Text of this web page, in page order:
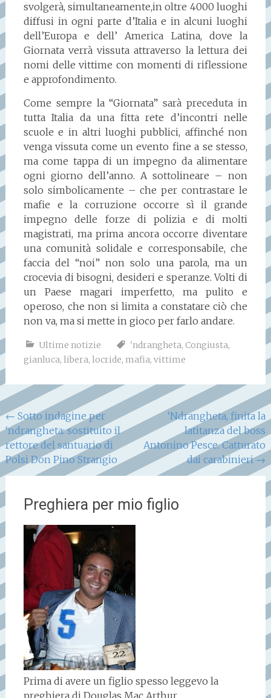
svolgerà, simultaneamente,in oltre 4000 luoghi
diffusi in ogni parte d’Italia e in alcuni luoghi
dell’Europa e dell’ America Latina, dove la
Giornata verrà vissuta attraverso la lettura dei
nomi delle vittime con momenti di riflessione
e approfondimento.
Come sempre la “Giornata” sarà preceduta in
tutta Italia da una fitta rete d’incontri nelle
scuole e in altri luoghi pubblici, affinché non
venga vissuta come un evento fine a se stesso,
ma come tappa di un impegno da alimentare
ogni giorno dell’anno. A sottolineare – non
solo simbolicamente – che per contrastare le
mafie e la corruzione occorre sì il grande
impegno delle forze di polizia e di molti
magistrati, ma prima ancora occorre diventare
una comunità solidale e corresponsabile, che
faccia del “noi” non solo una parola, ma un
crocevia di bisogni, desideri e speranze. Volti di
un Paese magari imperfetto, ma pulito e
operoso, che non si limita a constatare ciò che
non va, ma si mette in gioco per farlo andare.
Ultime notizie 'ndrangheta, Congiusta,
gianluca, libera, locride, mafia, vittime
Navigazione
articoli
← Sotto indagine per
‘ndrangheta: sostituito il
rettore del santuario di
Polsi Don Pino Strangio
‘Ndrangheta, finita la
latitanza del boss
Antonino Pesce. Catturato
dai carabinieri→
Preghiera per mio figlio
Prima di avere un figlio spesso leggevo la